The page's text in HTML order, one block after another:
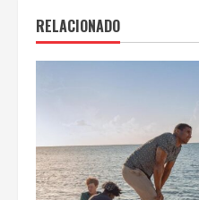
RELACIONADO